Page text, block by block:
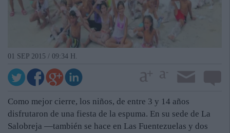
01 SEP 2015 / 09:34 H.
Como mejor cierre, los niños, de entre 3 y 14 años
disfrutaron de una fiesta de la espuma. En su sede de La
Salobreja —también se hace en Las Fuentezuelas y dos